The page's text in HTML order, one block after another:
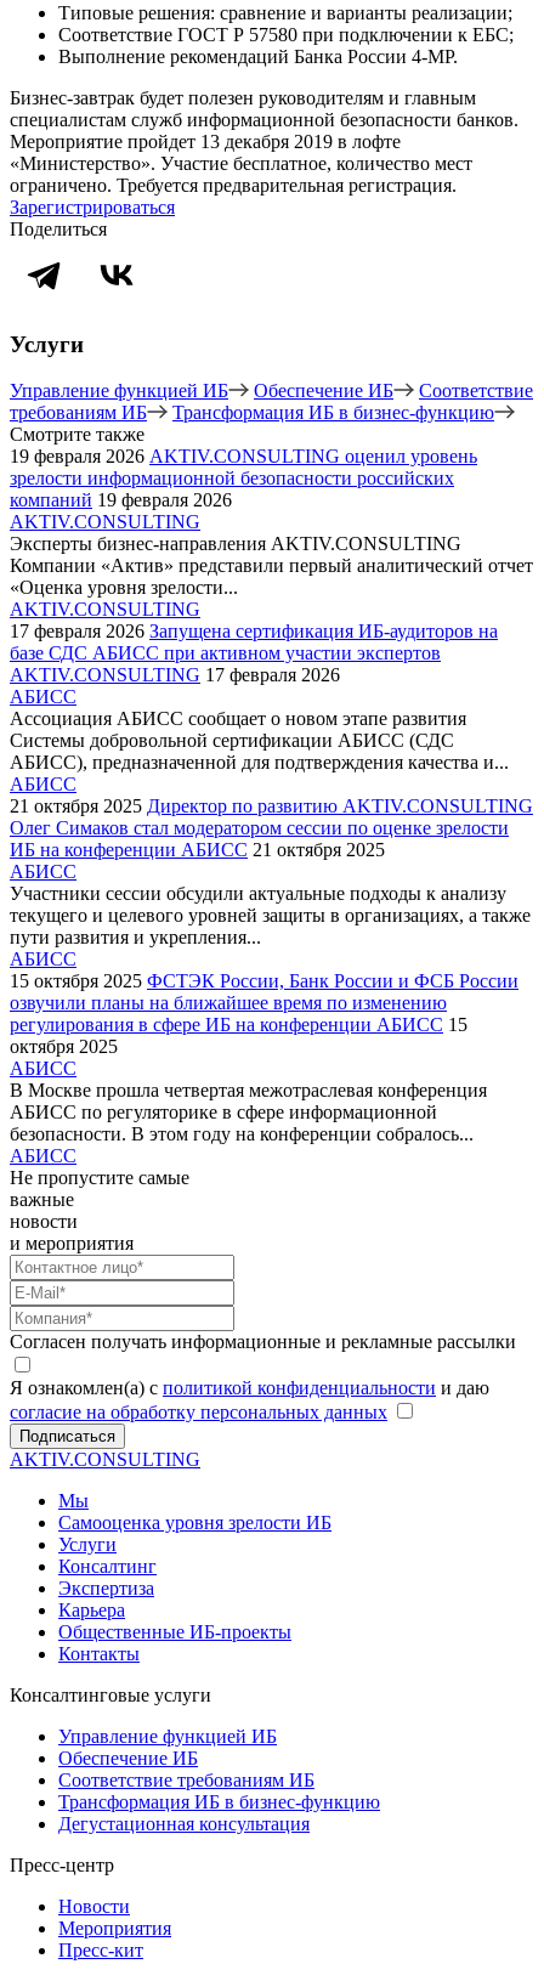
Типовые решения: сравнение и варианты реализации;
Соответствие ГОСТ Р 57580 при подключении к ЕБС;
Выполнение рекомендаций Банка России 4-МР.
Бизнес-завтрак будет полезен руководителям и главным
специалистам служб информационной безопасности банков.
Мероприятие пройдет 13 декабря 2019 в лофте
«Министерство». Участие бесплатное, количество мест
ограничено. Требуется предварительная регистрация.
Зарегистрироваться
Поделиться
Услуги
Управление функцией ИБ Обеспечение ИБ
Соответствие
требованиям ИБ
Трансформация ИБ в бизнес-функцию
Смотрите также
19 февраля 2026 AKTIV.CONSULTING оценил уровень
зрелости информационной безопасности российских
компаний 19 февраля 2026
AKTIV.CONSULTING
Эксперты бизнес-направления AKTIV.CONSULTING
Компании «Актив» представили первый аналитический отчет
«Оценка уровня зрелости...
AKTIV.CONSULTING
17 февраля 2026 Запущена сертификация ИБ-аудиторов на
базе СДС АБИСС при активном участии экспертов
AKTIV.CONSULTING 17 февраля 2026
АБИСС
Ассоциация АБИСС сообщает о новом этапе развития
Системы добровольной сертификации АБИСС (СДС
АБИСС), предназначенной для подтверждения качества и...
АБИСС
21 октября 2025 Директор по развитию AKTIV.CONSULTING
Олег Симаков стал модератором сессии по оценке зрелости
ИБ на конференции АБИСС 21 октября 2025
АБИСС
Участники сессии обсудили актуальные подходы к анализу
текущего и целевого уровней защиты в организациях, а также
пути развития и укрепления...
АБИСС
15 октября 2025 ФСТЭК России, Банк России и ФСБ России
озвучили планы на ближайшее время по изменению
регулирования в сфере ИБ на конференции АБИСС 15
октября 2025
АБИСС
В Москве прошла четвертая межотраслевая конференция
АБИСС по регуляторике в сфере информационной
безопасности. В этом году на конференции собралось...
АБИСС
Не пропустите самые
важные
новости
и мероприятия
Согласен получать информационные и рекламные рассылки
Я ознакомлен(а) с политикой конфиденциальности и даю
согласие на обработку персональных данных
Подписаться
AKTIV.CONSULTING
Мы
Самооценка уровня зрелости ИБ
Услуги
Консалтинг
Экспертиза
Карьера
Общественные ИБ-проекты
Контакты
Консалтинговые услуги
Управление функцией ИБ
Обеспечение ИБ
Соответствие требованиям ИБ
Трансформация ИБ в бизнес-функцию
Дегустационная консультация
Пресс-центр
Новости
Мероприятия
Пресс-кит